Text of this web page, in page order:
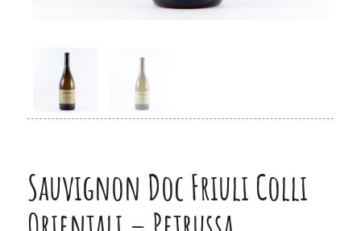
Sauvignon Doc Friuli Colli